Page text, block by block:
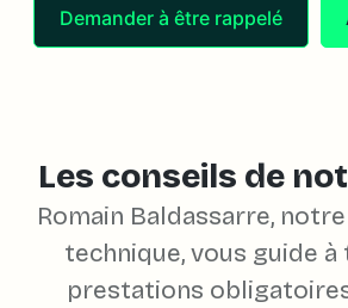
Demander à être rappelé
Les conseils de
Romain Baldassarre,
technique, vous guide
prestations